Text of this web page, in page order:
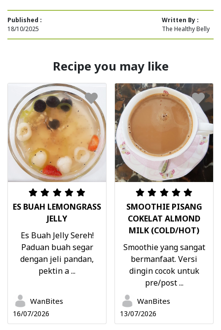
Published :
18/10/2025
Written By :
The Healthy Belly
Recipe you may like
ES BUAH LEMONGRASS
JELLY
Es Buah Jelly Sereh!
Paduan buah segar
dengan jeli pandan,
pektin a ...
WanBites
16/07/2026
SMOOTHIE PISANG
COKELAT ALMOND
MILK (COLD/HOT)
Smoothie yang sangat
bermanfaat. Versi
dingin cocok untuk
pre/post ...
WanBites
13/07/2026